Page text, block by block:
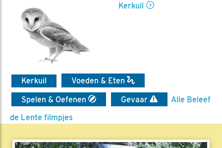
Kerkuil
Kerkuil
Voeden & Eten
Spelen & Oefenen
Gevaar
Alle Beleef
de Lente filmpjes